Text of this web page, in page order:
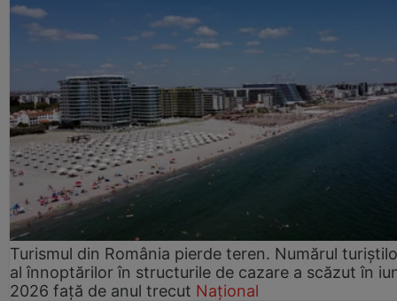
Turismul din România pierde teren. Numărul
al înnoptărilor în structurile de cazare a scăzut în
2026 față de anul trecut Național